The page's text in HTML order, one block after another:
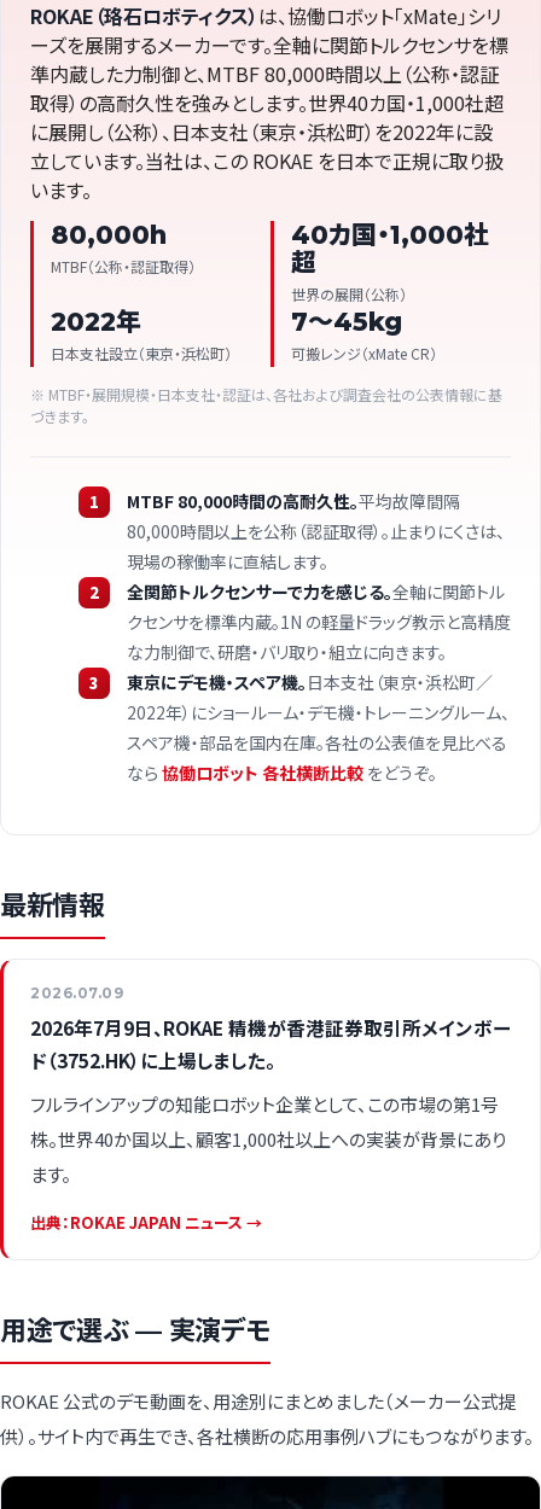
ROKAE（珞石ロボティクス） は、協働ロボット「xMate」シリ
ーズを展開するメーカーです。全軸に関節トルクセンサを標
準内蔵した力制御と、MTBF 80,000時間以上（公称・認証
取得）の高耐久性を強みとします。世界40カ国・1,000社超
に展開し（公称）、日本支社（東京・浜松町）を2022年に設
立しています。当社は、この ROKAE を日本で正規に取り扱
います。
80,000h
MTBF（公称・認証取得）
40カ国・1,000社
超
世界の展開（公称）
2022年
日本支社設立（東京・浜松町）
7〜45kg
可搬レンジ（xMate CR）
※ MTBF・展開規模・日本支社・認証は、各社および調査会社の公表情報に基
づきます。
MTBF 80,000時間の高耐久性。平均故障間隔
80,000時間以上を公称（認証取得）。止まりにくさは、
現場の稼働率に直結します。
全関節トルクセンサーで力を感じる。全軸に関節トル
クセンサを標準内蔵。1N の軽量ドラッグ教示と高精度
な力制御で、研磨・バリ取り・組立に向きます。
東京にデモ機・スペア機。 日本支社（東京・浜松町／
2022年）にショールーム・デモ機・トレーニングルーム、
スペア機・部品を国内在庫。各社の公表値を見比べる
なら 協働ロボット 各社横断比較 をどうぞ。
最新情報
2026.07.09
2026年7月9日、ROKAE 精機が香港証券取引所メインボー
ド（3752.HK）に上場しました。
フルラインアップの知能ロボット企業として、この市場の第1号
株。世界40か国以上、顧客1,000社以上への実装が背景にあり
ます。
出典：ROKAE JAPAN ニュース →
用途で選ぶ — 実演デモ
ROKAE 公式のデモ動画を、用途別にまとめました（メーカー公式提
供）。サイト内で再生でき、各社横断の応用事例ハブにもつながります。